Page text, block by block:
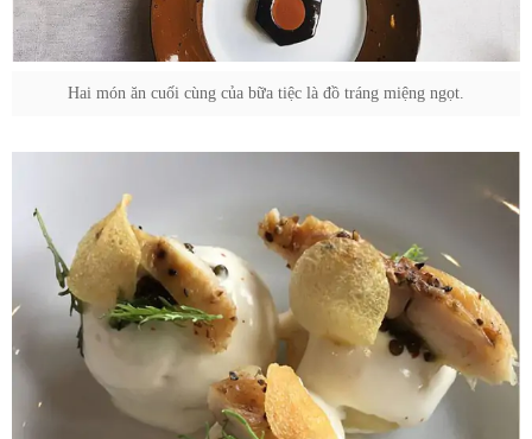
Hai món ăn cuối cùng của bữa tiệc là đồ tráng miệng ngọt.